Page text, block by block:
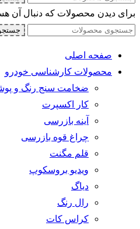
برای دیدن محصولات که دنبال آن
صفحه اصلی
محصولات کارشناسی خودرو
ضخامت سنج رنگ و
کار اکسپرت
آینه بازرسی
چراغ قوه بازرسی
قلم مگنت
ویدیو بروسکوپ
دیاگ
رال رنگ
کراس کات